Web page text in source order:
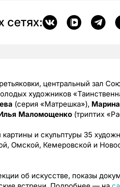
сетях:
центральный зал
художников
(серия «Матрешка»),
Маломощенко (триптих
и скульптуры 35
Омской, Кемеровской и
об искусстве, показы